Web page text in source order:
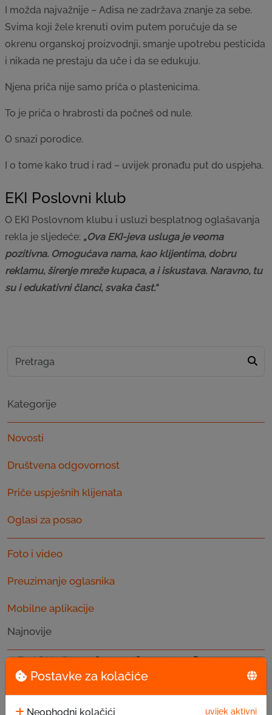
Postavke za kolačiće
Neophodni kolačići uvijek aktivni
I možda najvažnije – Adisa ne zadržava znanje za sebe.
Svima koji žele krenuti ovim putem poručuje da se
okrenu organskoj proizvodnji, smanje upotrebu pesticida
i nikada ne prestaju da uče i da se edukuju.
Njena priča nije samo priča o plastenicima.
To je priča o hrabrosti da počneš od nule.
O snazi porodice.
I o tome kako trud i rad – uvijek pronađu put do uspjeha.
EKI Poslovni klub
O EKI Poslovnom klubu i usluzi besplatnog oglašavanja
rekla je sljedeće: „Ova EKI-jeva usluga je veoma
pozitivna. Omogućava nama, kao klijentima, dobru
reklamu, širenje mreže kupaca, a i iskustava. Naravno, tu
su i edukativni članci, svaka čast.“
Kategorije
Novosti
Društvena odgovornost
Priče uspješnih klijenata
Oglasi za posao
Foto i video
Preuzimanje oglasnika
Mobilne aplikacije
Najnovije